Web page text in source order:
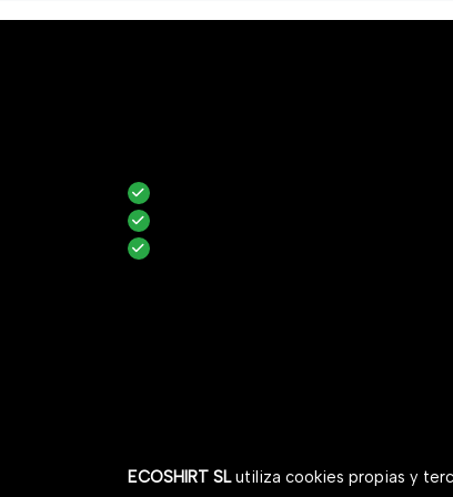
ECOSHIRT SLutiliza cookies propias y